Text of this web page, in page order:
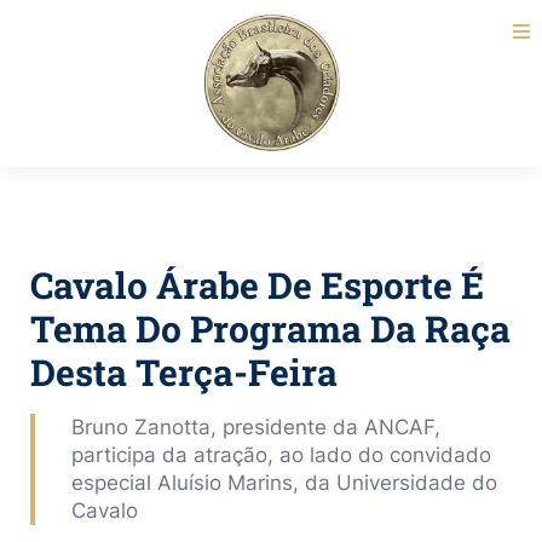
Cavalo Árabe De Esporte É
Tema Do Programa Da Raça
Desta Terça-Feira
Bruno Zanotta, presidente da ANCAF,
participa da atração, ao lado do convidado
especial Aluísio Marins, da Universidade do
Cavalo